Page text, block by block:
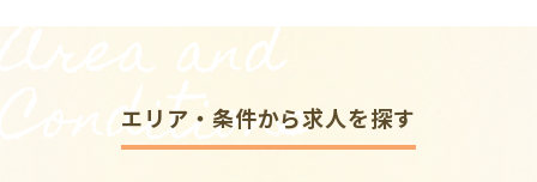
Area and
Conditions
エリア・条件から求人を探す